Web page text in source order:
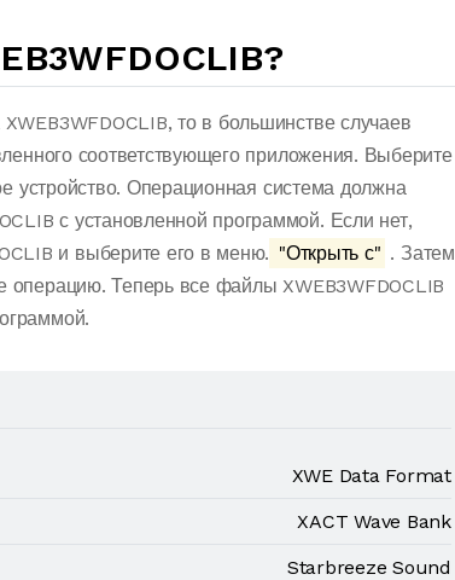
то в большинстве случаев
соответствующего приложения. Выберите
устройство. Операционная система должна
с установленной программой. Если нет,
и выберите его в меню. "Открыть с" . Затем
операцию. Теперь все файлы XWEB3WFDOCLIB
XWE Data Format
XACT Wave Bank
Starbreeze Sound